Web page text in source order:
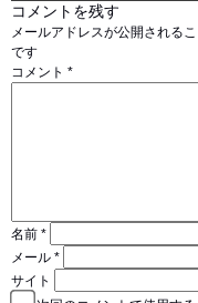
コメントを残す
メールアドレスが公開されるこ
です
コメント *
名前 *
メール *
サイト